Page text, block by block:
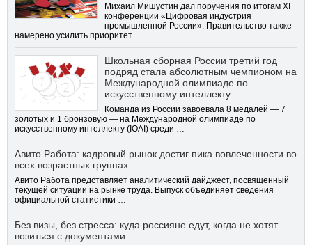
Михаил Мишустин дал поручения по итогам XI
конференции «Цифровая индустрия
промышленной России». Правительство также
намерено усилить приоритет …
Школьная сборная России третий год
подряд стала абсолютным чемпионом на
Международной олимпиаде по
искусственному интеллекту
Команда из России завоевала 8 медалей — 7
золотых и 1 бронзовую — на Международной олимпиаде по
искусственному интеллекту (IOAI) среди …
Авито Работа: кадровый рынок достиг пика вовлеченности во
всех возрастных группах
Авито Работа представляет аналитический дайджест, посвященный
текущей ситуации на рынке труда. Выпуск объединяет сведения
официальной статистики …
Без визы, без стресса: куда россияне едут, когда не хотят
возиться с документами